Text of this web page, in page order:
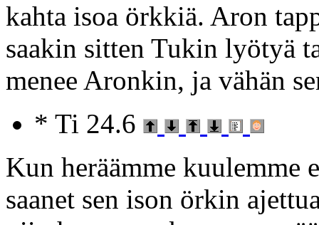
kahta isoa örkkiä. Aron
saakin sitten Tukin lyötyä
menee Aronkin, ja vähän
* Ti 24.6
Kun heräämme
saanet sen ison örkin